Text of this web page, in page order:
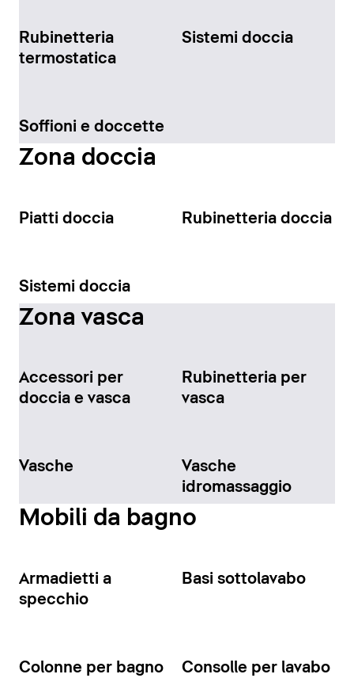
Rubinetteria
termostatica
Sistemi doccia
Soffioni e doccette
Zona doccia
Piatti doccia Rubinetteria doccia
Sistemi doccia
Zona vasca
Accessori per
doccia e vasca
Rubinetteria per
vasca
Vasche
Vasche
idromassaggio
Mobili da bagno
Armadietti a
specchio
Basi sottolavabo
Colonne per bagno Consolle per lavabo